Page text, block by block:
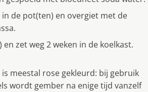
de pot(ten) en overgiet met de
zet weg 2 weken in de koelkast.
meestal rose gekleurd: bij gebruik
wordt gember na enige tijd vanzelf